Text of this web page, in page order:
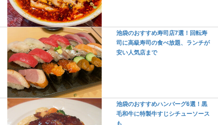
池袋のおすすめ寿司店7選！回転寿
司に高級寿司の食べ放題、ランチが
安い人気店まで
池袋のおすすめハンバーグ6選！黒
毛和牛に特製牛すじシチューソース
も